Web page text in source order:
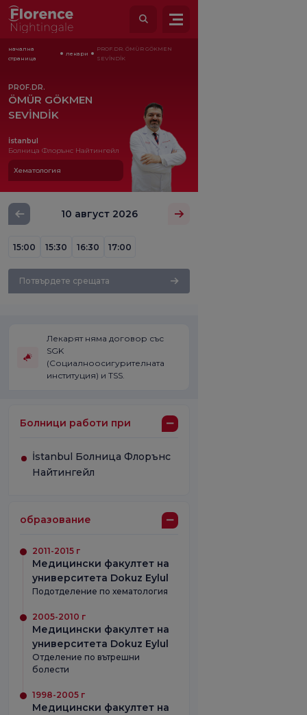
начална
страница
лекари
PROF.DR. ÖMÜR GÖKMEN
SEVİNDİK
PROF.DR.
ÖMÜR GÖKMEN
SEVİNDİK
İstanbul
Болница Флорънс Найтингейл
Хематология
10 август 2026
15:00 15:30 16:30 17:00
Потвърдете срещата
Лекарят няма договор със
SGK
(Социалноосигурителната
институция) и TSS.
Болници работи при
İstanbul Болница Флорънс
Найтингейл
образование
2011-2015 г
Медицински факултет на
университета Dokuz Eylul
Подотделение по хематология
2005-2010 г
Медицински факултет на
университета Dokuz Eylul
Отделение по вътрешни
болести
1998-2005 г
Медицински факултет на